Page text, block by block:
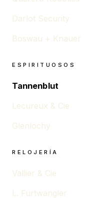
Darlot Security
Boswau + Knauer
ESPIRITUOSOS
Tannenblut
Lecureux & Cie
Glenlochy
RELOJERÍA
Vallier & Cie
L. Furtwängler